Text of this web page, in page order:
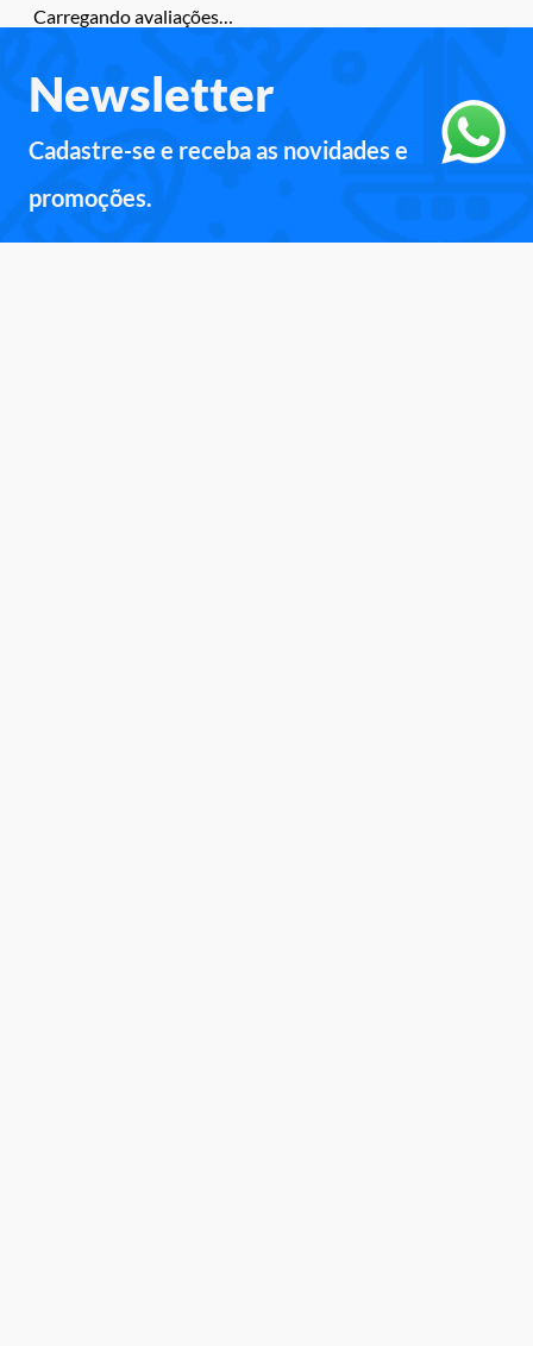
Carregando avaliações…
Newsletter
Cadastre-se e receba as novidades e
promoções.